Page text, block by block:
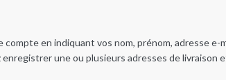
en indiquant vos nom, prénom, adresse e-
une ou plusieurs adresses de